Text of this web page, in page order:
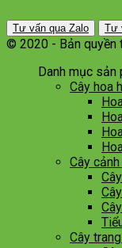
Tư vấn qua Zalo Tư
© 2020 - Bản quyền
Danh mục sản
Cây hoa
Cây
Cây